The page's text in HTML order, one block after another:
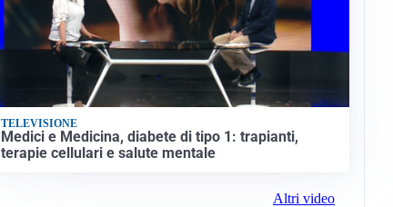
TELEVISIONE
Medici e Medicina, diabete di tipo 1: trapianti,
terapie cellulari e salute mentale
Altri video